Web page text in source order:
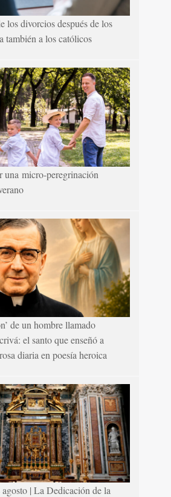
los divorcios después de los
también a los católicos
una micro-peregrinación
de un hombre llamado
el santo que enseñó a
diaria en poesía heroica
| La Dedicación de la